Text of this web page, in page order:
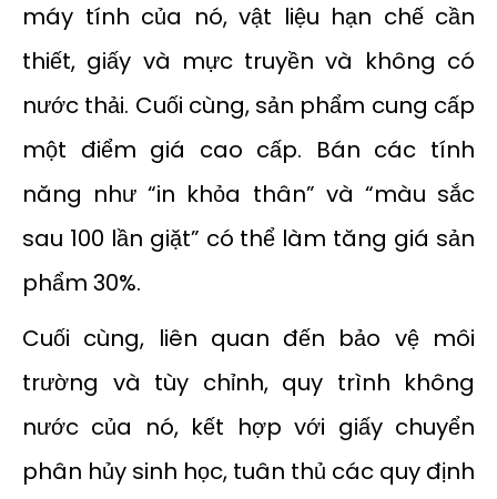
máy tính của nó, vật liệu hạn chế cần
thiết, giấy và mực truyền và không có
nước thải. Cuối cùng, sản phẩm cung cấp
một điểm giá cao cấp. Bán các tính
năng như “in khỏa thân” và “màu sắc
sau 100 lần giặt” có thể làm tăng giá sản
phẩm 30%.
Cuối cùng, liên quan đến bảo vệ môi
trường và tùy chỉnh, quy trình không
nước của nó, kết hợp với giấy chuyển
phân hủy sinh học, tuân thủ các quy định